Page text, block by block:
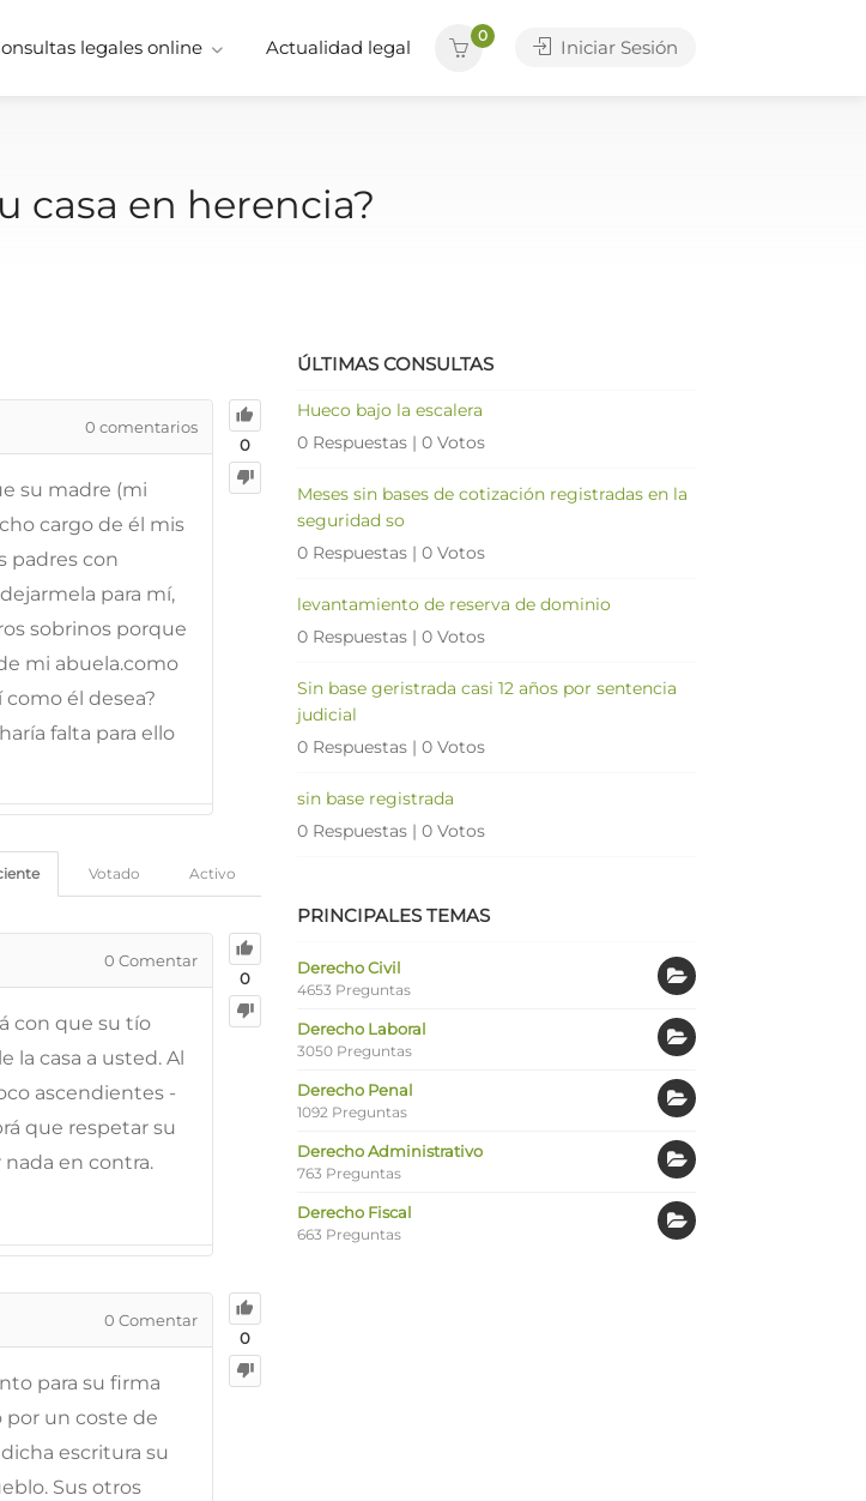
legales online Actualidad legal
0
Iniciar Sesión
casa en herencia?
0
0 comentarios
su madre (mi
cargo de él mis
padres con
para mí,
sobrinos porque
mi abuela.como
él desea?
falta para ello
Activo
Votado
0
0 Comentar
con que su tío
la casa a usted. Al
ascendientes -
que respetar su
en contra.
0
0 Comentar
para su firma
por un coste de
escritura su
Sus otros
ÚLTIMAS CONSULTAS
Hueco bajo la escalera
0 Respuestas | 0 Votos
Meses sin bases de cotización registradas en la
seguridad so
0 Respuestas | 0 Votos
levantamiento de reserva de dominio
0 Respuestas | 0 Votos
Sin base geristrada casi 12 años por sentencia
judicial
0 Respuestas | 0 Votos
sin base registrada
0 Respuestas | 0 Votos
PRINCIPALES TEMAS
Derecho Civil
4653 Preguntas
Derecho Laboral
3050 Preguntas
Derecho Penal
1092 Preguntas
Derecho Administrativo
763 Preguntas
Derecho Fiscal
663 Preguntas